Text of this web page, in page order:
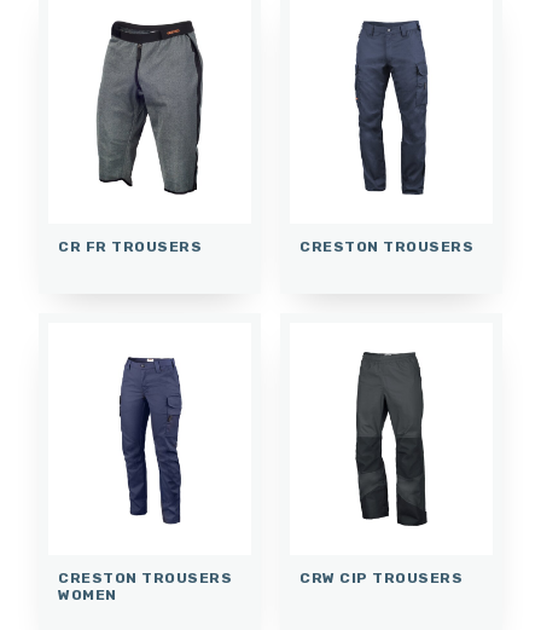
CR FR TROUSERS CRESTON TROUSERS
CRESTON TROUSERS
WOMEN
CRW CIP TROUSERS